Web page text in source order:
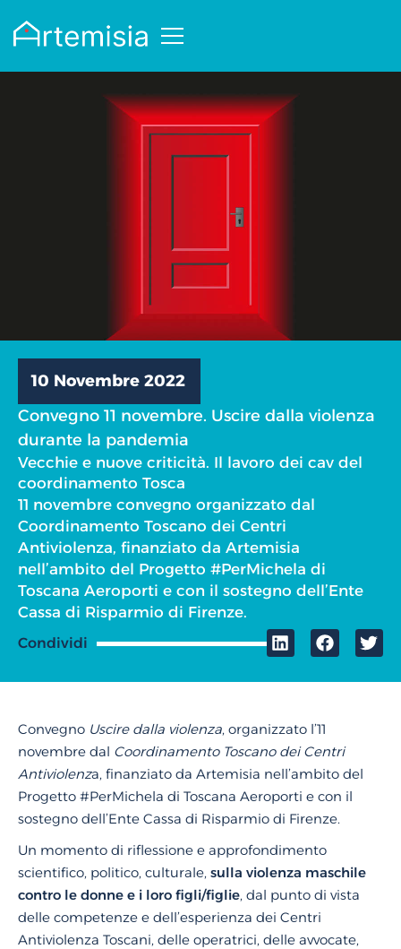
10 Novembre 2022
Convegno 11 novembre. Uscire dalla violenza
durante la pandemia
Vecchie e nuove criticità. Il lavoro dei cav del
coordinamento Tosca
11 novembre convegno organizzato dal
Coordinamento Toscano dei Centri
Antiviolenza, finanziato da Artemisia
nell’ambito del Progetto #PerMichela di
Toscana Aeroporti e con il sostegno dell’Ente
Cassa di Risparmio di Firenze.
Condividi
Convegno Uscire dalla violenza, organizzato l’11
novembre dal Coordinamento Toscano dei Centri
Antiviolenza, finanziato da Artemisia nell’ambito del
Progetto #PerMichela di Toscana Aeroporti e con il
sostegno dell’Ente Cassa di Risparmio di Firenze.
Un momento di riflessione e approfondimento
scientifico, politico, culturale, sulla violenza maschile
contro le donne e i loro figli/figlie, dal punto di vista
delle competenze e dell’esperienza dei Centri
Antiviolenza Toscani, delle operatrici, delle avvocate,